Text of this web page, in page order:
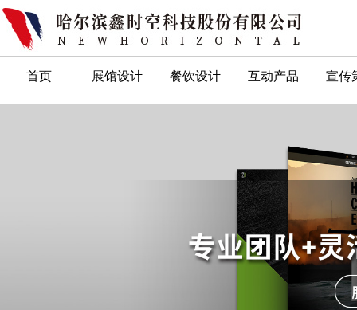
首页 展馆设计 餐饮设计 互动产品 宣传